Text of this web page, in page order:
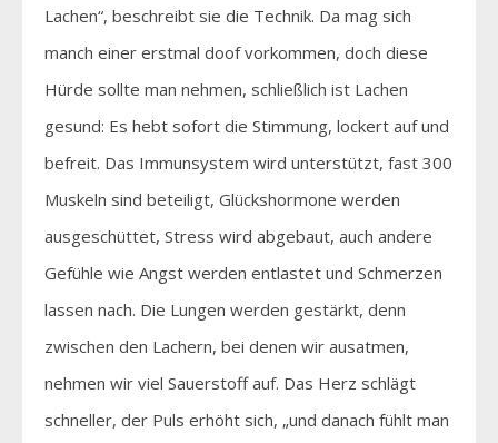
Lachen“, beschreibt sie die Technik. Da mag sich
manch einer erstmal doof vorkommen, doch diese
Hürde sollte man nehmen, schließlich ist Lachen
gesund: Es hebt sofort die Stimmung, lockert auf und
befreit. Das Immunsystem wird unterstützt, fast 300
Muskeln sind beteiligt, Glückshormone werden
ausgeschüttet, Stress wird abgebaut, auch andere
Gefühle wie Angst werden entlastet und Schmerzen
lassen nach. Die Lungen werden gestärkt, denn
zwischen den Lachern, bei denen wir ausatmen,
nehmen wir viel Sauerstoff auf. Das Herz schlägt
schneller, der Puls erhöht sich, „und danach fühlt man